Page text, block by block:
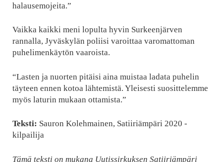
halausemojeita.”
Vaikka kaikki meni lopulta hyvin Surkeenjärven
rannalla, Jyväskylän poliisi varoittaa varomattoman
puhelimenkäytön vaaroista.
“Lasten ja nuorten pitäisi aina muistaa ladata puhelin
täyteen ennen kotoa lähtemistä. Yleisesti suosittelemme
myös laturin mukaan ottamista.”
Teksti: Sauron Kolehmainen, Satiiriämpäri 2020 -
kilpailija
Tämä teksti on mukana Uutissirkuksen Satiiriämpäri